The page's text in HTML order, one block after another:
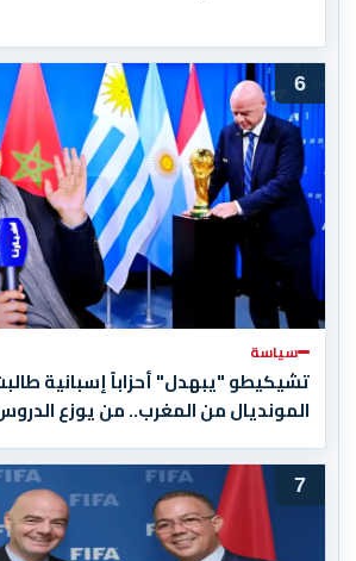
6
سياسة
تشيكيطو "يبهدل" أحزاباً إسبانية
المونديال من المغرب.. من يوزع
يبدأ بقراءة تاريخه أولاً
7